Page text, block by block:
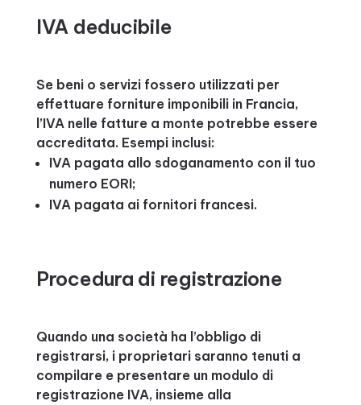
IVA deducibile
Se beni o servizi fossero utilizzati per
effettuare forniture imponibili in Francia,
l’IVA nelle fatture a monte potrebbe essere
accreditata. Esempi inclusi:
IVA pagata allo sdoganamento con il tuo
numero EORI;
IVA pagata ai fornitori francesi.
Procedura di registrazione
Quando una società ha l’obbligo di
registrarsi, i proprietari saranno tenuti a
compilare e presentare un modulo di
registrazione IVA, insieme alla